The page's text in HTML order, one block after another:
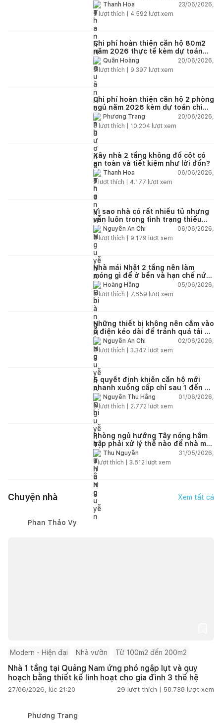
Thanh Hoa
23/06/2026,
5 lượt thích | 4.592 lượt xem
Chi phí hoàn thiện căn hộ 80m2
năm 2026 thực tế kèm dự toán
chi tiết từng hạng mục
Quân Hoàng
20/06/2026,
9lượt thích | 9.397 lượt xem
Chi phí hoàn thiện căn hộ 2 phòng
ngủ năm 2026 kèm dự toán chi
tiết và ví dụ thực tế
Phương Trang
20/06/2026,
5 lượt thích | 10.204 lượt xem
Xây nhà 2 tầng không đổ cột có
an toàn và tiết kiệm như lời đồn?
Thanh Hoa
06/06/2026,
2lượt thích | 4.177 lượt xem
Vì sao nhà có rất nhiều tủ nhưng
vẫn luôn trong tình trạng thiếu
chỗ chứa đồ?
Nguyễn An Chi
06/06/2026,
5lượt thích | 9.179 lượt xem
Nhà mái Nhật 2 tầng nên làm
móng gì để ở bền và hạn chế nứt
lún?Hoàng Hằng
05/06/2026,
5lượt thích | 7.859 lượt xem
Những thiết bị không nên cắm vào
ổ điện kéo dài để tránh quá tải và
chập cháy trong nhà
Nguyễn An Chi
02/06/2026,
9lượt thích | 3.347 lượt xem
5 quyết định khiến căn hộ mới
nhanh xuống cấp chỉ sau 1 đến 2
nămNguyễn Thu Hằng
01/06/2026,
5lượt thích | 2.772 lượt xem
Phòng ngủ hướng Tây nóng hầm
hập phải xử lý thế nào để nhà mát
hơn?Thu Nguyễn
31/05/2026,
1lượt thích | 3.812 lượt xem
Chuyện nhà Xem tất cả
Phan Thảo Vy
Modern - Hiện đại Nhà vườn Từ 100m2 đến 200m2
Nhà 1 tầng tại Quảng Nam ứng phó ngập lụt và quy
hoạch bằng thiết kế linh hoạt cho gia đình 3 thế hệ
27/06/2026, lúc 21:20 29 lượt thích | 58.738 lượt xem
Phương Trang